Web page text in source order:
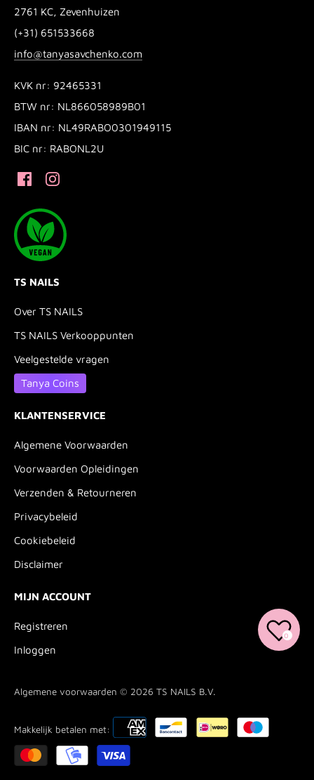
2761 KC, Zevenhuizen
(+31) 651533668
info@tanyasavchenko.com
KVK nr: 92465331
BTW nr: NL866058989B01
IBAN nr: NL49RABO0301949115
BIC nr: RABONL2U
TS NAILS
Over TS NAILS
TS NAILS Verkooppunten
Veelgestelde vragen
Tanya Coins
KLANTENSERVICE
Algemene Voorwaarden
Voorwaarden Opleidingen
Verzenden & Retourneren
Privacybeleid
Cookiebeleid
Disclaimer
MIJN ACCOUNT
Registreren
Inloggen
Algemene voorwaarden © 2026 TS NAILS B.V.
Makkelijk betalen met:
0